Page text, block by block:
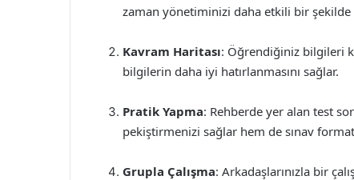
zaman yönetiminizi daha etkili bir
Kavram Haritası: Öğrendiğiniz bilgileri
bilgilerin daha iyi hatırlanmasını sağlar.
Pratik Yapma: Rehberde yer alan test
pekiştirmenizi sağlar hem de sınav
Grupla Çalışma: Arkadaşlarınızla bir